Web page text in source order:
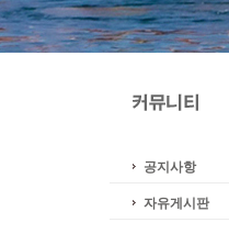
공지사항
자유게시판